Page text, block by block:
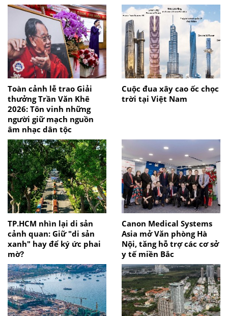
Toàn cảnh lễ trao Giải
thưởng Trần Văn Khê
2026: Tôn vinh những
người giữ mạch nguồn
âm nhạc dân tộc
Cuộc đua xây cao ốc chọc
trời tại Việt Nam
TP.HCM nhìn lại di sản
cảnh quan: Giữ "di sản
xanh" hay để ký ức phai
mờ?
Canon Medical Systems
Asia mở Văn phòng Hà
Nội, tăng hỗ trợ các cơ sở
y tế miền Bắc